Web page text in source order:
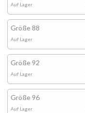
Auf Lager
Größe 88
Auf Lager
Größe 92
Auf Lager
Größe 96
Auf Lager